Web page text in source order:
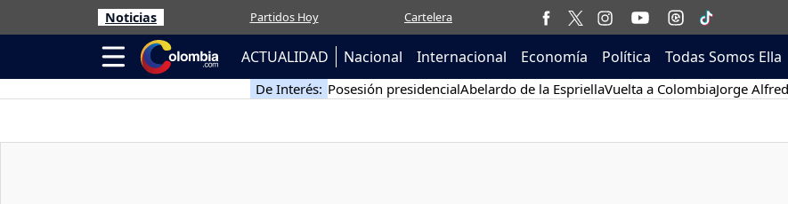
Noticias Partidos Hoy Cartelera
ACTUALIDAD Nacional Internacional Economía Política Todas Somos Ella
De Interés: Posesión presidencialAbelardo de la EspriellaVuelta a ColombiaJorge